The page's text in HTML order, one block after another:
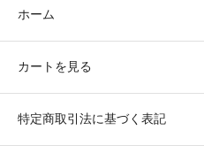
ホーム
カートを見る
特定商取引法に基づく表記